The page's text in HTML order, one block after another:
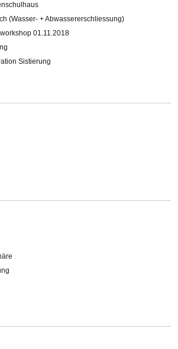
(Wasser- + Abwassererschliessung)
01.11.2018
Sistierung